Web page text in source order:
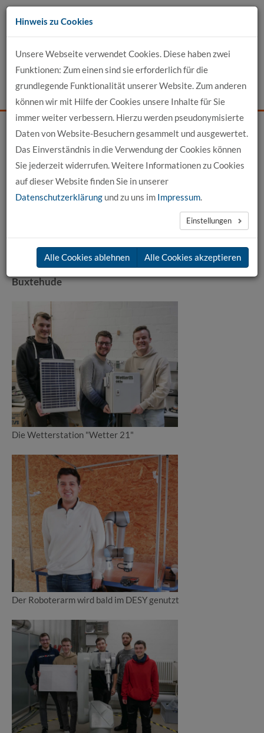
Zum
Inhalt
Events News Login Suche
Kontakt
Startseite News News-Detail
News aus der hochschule 21
21.02.2025
Wetterstation „Wetter 21“ liefert Daten für
Buxtehude
Die Wetterstation "Wetter 21"
Der Roboterarm wird bald im DESY genutzt
Hinweis zu Cookies
Unsere Webseite verwendet Cookies. Diese haben zwei
Funktionen: Zum einen sind sie erforderlich für die
grundlegende Funktionalität unserer Website. Zum anderen
können wir mit Hilfe der Cookies unsere Inhalte für Sie
immer weiter verbessern. Hierzu werden pseudonymisierte
Daten von Website-Besuchern gesammelt und ausgewertet.
Das Einverständnis in die Verwendung der Cookies können
Sie jederzeit widerrufen. Weitere Informationen zu Cookies
auf dieser Website finden Sie in unserer
Datenschutzerklärung und zu uns im Impressum.
Einstellungen
Alle Cookies ablehnen Alle Cookies akzeptieren